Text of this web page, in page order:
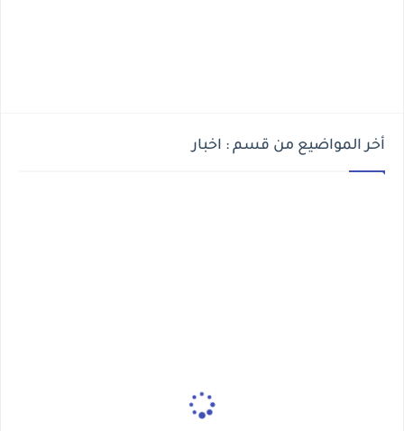
أخر المواضيع من قسم : اخبار